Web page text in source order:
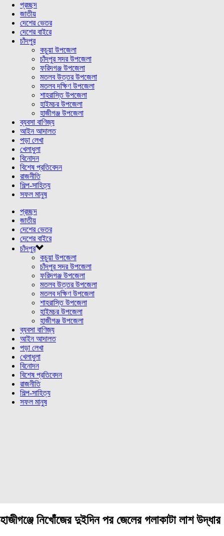
প্রচ্ছদ
জাতীয়
দেশের ভেতর
দেশের বাইরে
চাঁদপুর
কচুয়া উপজেলা
চাঁদপুর সদর উপজেলা
ফরিদগঞ্জ উপজেলা
মতলব উত্তর উপজেলা
মতলব দক্ষিণ উপজেলা
শাহরাস্তি উপজেলা
হাইমচর উপজেলা
হাজীগঞ্জ উপজেলা
ব্যবসা বাণিজ্য
আইন আদালত
পড়া লেখা
খেলাধুলা
বিনোদন
বিশেষ প্রতিবেদন
রাজনীতি
শিল্প-সাহিত্য
সফল মানুষ
প্রচ্ছদ
জাতীয়
দেশের ভেতর
দেশের বাইরে
চাঁদপুর
কচুয়া উপজেলা
চাঁদপুর সদর উপজেলা
ফরিদগঞ্জ উপজেলা
মতলব উত্তর উপজেলা
মতলব দক্ষিণ উপজেলা
শাহরাস্তি উপজেলা
হাইমচর উপজেলা
হাজীগঞ্জ উপজেলা
ব্যবসা বাণিজ্য
আইন আদালত
পড়া লেখা
খেলাধুলা
বিনোদন
বিশেষ প্রতিবেদন
রাজনীতি
শিল্প-সাহিত্য
সফল মানুষ
হাজীগঞ্জে নিখোঁজের দুইদিন পর জেলের গলাকাটা লাশ উদ্ধার